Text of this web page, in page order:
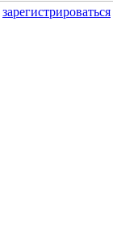
зарегистрироваться